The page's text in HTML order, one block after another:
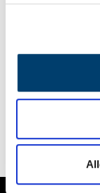
door groene